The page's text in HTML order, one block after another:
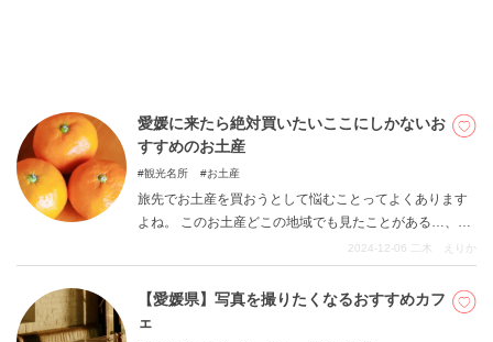
愛媛に来たら絶対買いたいここにしかないお
すすめのお土産
観光名所 お土産
旅先でお土産を買おうとして悩むことってよくあります
よね。 このお土産どこの地域でも見たことがある…、名
産品がありすぎてどれを買えばいいのかわからない…そ
んな方に愛媛県民でももらうと嬉しい有名なお土産をご
紹介します。 ぜひお土産選びの参考にしてみてくださ
2024-12-06 二木 えりか
【愛媛県】写真を撮りたくなるおすすめカフ
ェ